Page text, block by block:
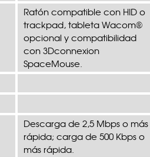
Ratón compatible con HID o
trackpad, tableta Wacom®
opcional y compatibilidad
con 3Dconnexion
SpaceMouse.
Descarga de 2,5 Mbps o más
rápida; carga de 500 Kbps o
más rápida.